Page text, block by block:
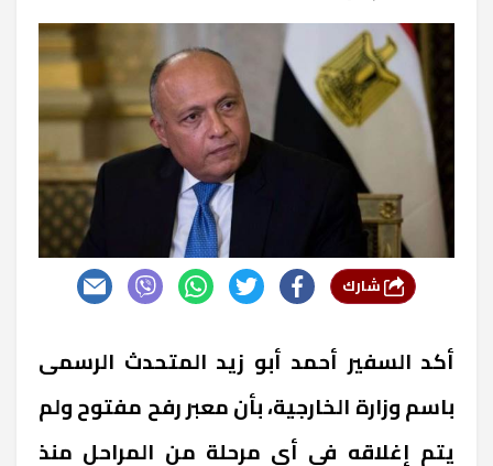
أكد السفير أحمد أبو زيد المتحدث الرسمى
باسم وزارة الخارجية، بأن معبر رفح مفتوح ولم
يتم إغلاقه في أي مرحلة من المراحل منذ